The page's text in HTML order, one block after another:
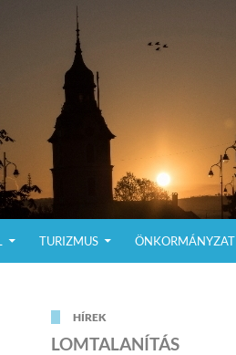
TURIZMUS ÖNKORMÁNYZAT
HÍREK
LOMTALANÍTÁS